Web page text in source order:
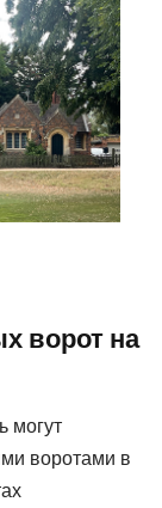
ворот на
могут
воротами в